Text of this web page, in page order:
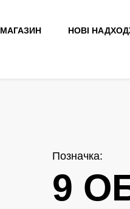
МАГАЗИН НОВІ
Позначка:
9